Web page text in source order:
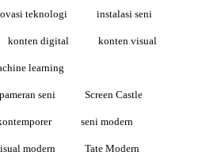
teknologi instalasi seni
konten digital konten visual
learning
pameran seni Screen Castle
seni modern
modern Tate Modern